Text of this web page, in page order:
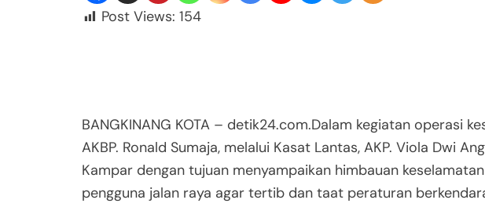
Post Views: 154
BANGKINANG KOTA – detik24.com.Dalam kegiatan operasi
AKBP. Ronald Sumaja, melalui Kasat Lantas, AKP. Viola Dwi
Kampar dengan tujuan menyampaikan himbauan
pengguna jalan raya agar tertib dan taat peraturan